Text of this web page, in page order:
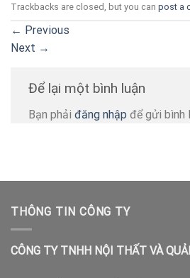
Trackbacks are closed, but you can post a
← Previous
Next →
Để lại một bình luận
Bạn phải đăng nhập để gửi bình
THÔNG TIN CÔNG TY
CÔNG TY TNHH NỘI THẤT VÀ